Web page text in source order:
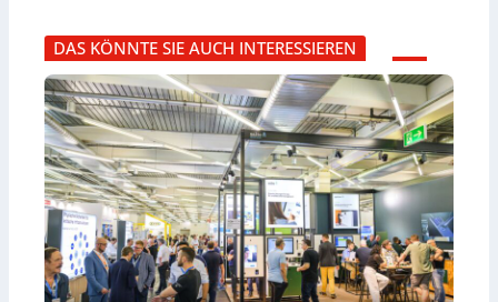
DAS KÖNNTE SIE AUCH INTERESSIEREN